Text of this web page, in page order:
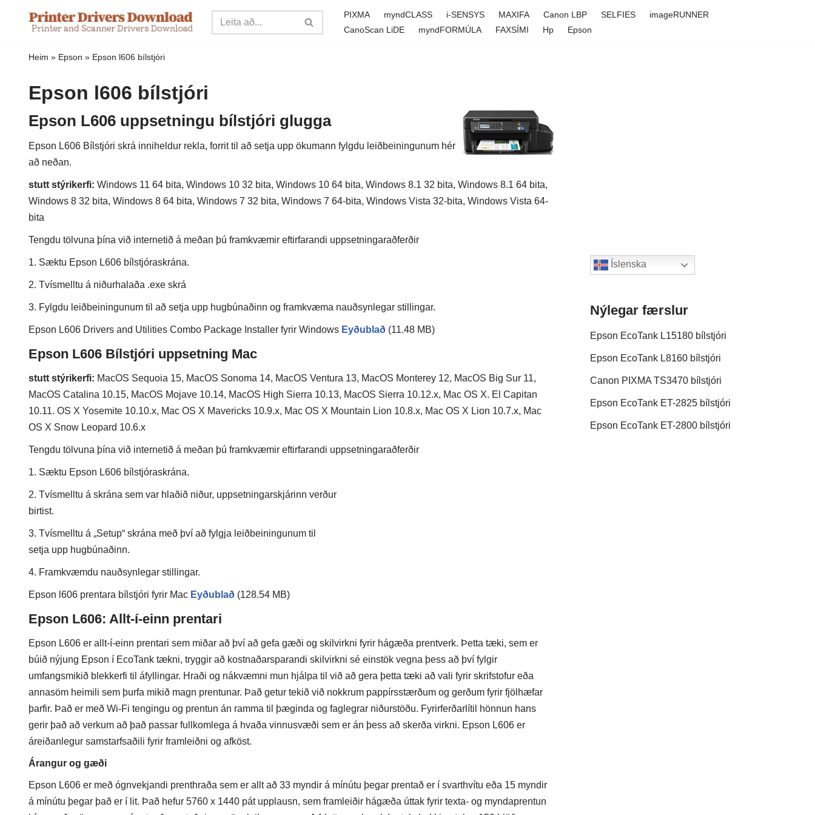
Sleppa
PIXMA myndCLASS i-SENSYS MAXIFA Canon LBP SELFIES
imageRUNNER
CanoScan LiDE
myndFORMÚLA FAXSÍMI Hp Epson
Heim » Epson » Epson l606 bílstjóri
Epson l606 bílstjóri
Epson L606 uppsetningu bílstjóri glugga
Epson L606 Bílstjóri skrá inniheldur rekla, forrit til að setja upp ökumann fylgdu leiðbeiningunum hér
að neðan.
stutt stýrikerfi: Windows 11 64 bita, Windows 10 32 bita, Windows 10 64 bita, Windows 8.1 32 bita, Windows 8.1 64 bita,
Windows 8 32 bita, Windows 8 64 bita, Windows 7 32 bita, Windows 7 64-bita, Windows Vista 32-bita, Windows Vista 64-
bita
Tengdu tölvuna þína við internetið á meðan þú framkvæmir eftirfarandi uppsetningaraðferðir
1. Sæktu Epson L606 bílstjóraskrána.
2. Tvísmelltu á niðurhalaða .exe skrá
3. Fylgdu leiðbeiningunum til að setja upp hugbúnaðinn og framkvæma nauðsynlegar stillingar.
Epson L606 Drivers and Utilities Combo Package Installer fyrir Windows Eyðublað (11.48 MB)
Epson L606 Bílstjóri uppsetning Mac
stutt stýrikerfi: MacOS Sequoia 15, MacOS Sonoma 14, MacOS Ventura 13, MacOS Monterey 12, MacOS Big Sur 11,
MacOS Catalina 10.15, MacOS Mojave 10.14, MacOS High Sierra 10.13, MacOS Sierra 10.12.x, Mac OS X. El Capitan
10.11. OS X Yosemite 10.10.x, Mac OS X Mavericks 10.9.x, Mac OS X Mountain Lion 10.8.x, Mac OS X Lion 10.7.x, Mac
OS X Snow Leopard 10.6.x
Tengdu tölvuna þína við internetið á meðan þú framkvæmir eftirfarandi uppsetningaraðferðir
1. Sæktu Epson L606 bílstjóraskrána.
2. Tvísmelltu á skrána sem var hlaðið niður, uppsetningarskjárinn verður
birtist.
3. Tvísmelltu á „Setup“ skrána með því að fylgja leiðbeiningunum til
setja upp hugbúnaðinn.
4. Framkvæmdu nauðsynlegar stillingar.
Epson l606 prentara bílstjóri fyrir Mac Eyðublað (128.54 MB)
Epson L606: Allt-í-einn prentari
Epson L606 er allt-í-einn prentari sem miðar að því að gefa gæði og skilvirkni fyrir hágæða prentverk. Þetta tæki, sem er
búið nýjung Epson í EcoTank tækni, tryggir að kostnaðarsparandi skilvirkni sé einstök vegna þess að því fylgir
umfangsmikið blekkerfi til áfyllingar. Hraði og nákvæmni mun hjálpa til við að gera þetta tæki að vali fyrir skrifstofur eða
annasöm heimili sem þurfa mikið magn prentunar. Það getur tekið við nokkrum pappírsstærðum og gerðum fyrir fjölhæfar
þarfir. Það er með Wi-Fi tengingu og prentun án ramma til þæginda og faglegrar niðurstöðu. Fyrirferðarlítil hönnun hans
gerir það að verkum að það passar fullkomlega á hvaða vinnusvæði sem er án þess að skerða virkni. Epson L606 er
áreiðanlegur samstarfsaðili fyrir framleiðni og afköst.
Árangur og gæði
Epson L606 er með ógnvekjandi prenthraða sem er allt að 33 myndir á mínútu þegar prentað er í svarthvítu eða 15 myndir
á mínútu þegar það er í lit. Það hefur 5760 x 1440 pát upplausn, sem framleiðir hágæða úttak fyrir texta- og myndaprentun
Íslenska
Nýlegar færslur
Epson EcoTank L15180 bílstjóri
Epson EcoTank L8160 bílstjóri
Canon PIXMA TS3470 bílstjóri
Epson EcoTank ET-2825 bílstjóri
Epson EcoTank ET-2800 bílstjóri